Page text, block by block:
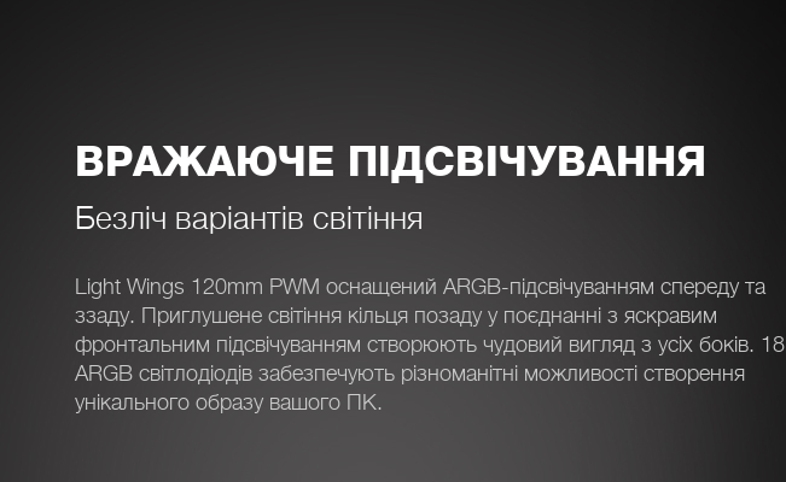
ВРАЖАЮЧЕ ПІДСВІЧУВАННЯ
Безліч варіантів світіння
Light Wings 120mm PWM оснащений ARGB-підсвічуванням спереду та
ззаду. Приглушене світіння кільця позаду у поєднанні з яскравим
фронтальним підсвічуванням створюють чудовий вигляд з усіх боків. 18
ARGB світлодіодів забезпечують різноманітні можливості створення
унікального образу вашого ПК.